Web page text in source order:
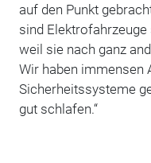
auf den Punkt
sind
weil sie nach ganz
Wir haben immensen
Sicherheitssysteme
gut schlafen.“